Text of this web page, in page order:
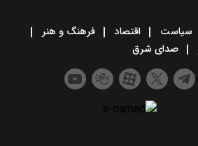
سیاست اقتصاد
فرهنگ و هنر
صدای شرق